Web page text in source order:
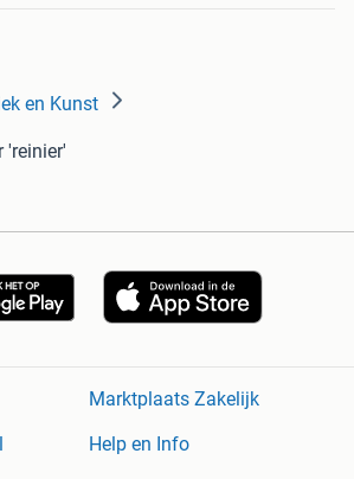
en Kunst
'reinier'
Marktplaats Zakelijk
Help en Info